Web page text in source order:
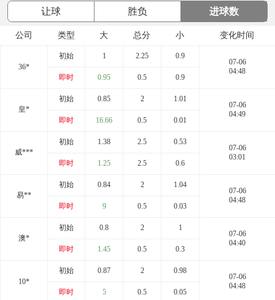
让球 胜负 进球数
公司 类型 大 总分 小 变化时间
36*
初始 1 2.25 0.9
07-06
04:48
即时 0.95 0.5 0.9
皇*
初始 0.85 2 1.01
07-06
04:49
即时 16.66 0.5 0.01
威***
初始 1.38 2.5 0.53
07-06
03:01
即时 1.25 2.5 0.6
易**
初始 0.84 2 1.04
07-06
04:48
即时 9 0.5 0.03
澳*
初始 0.8 2 1
07-06
04:40
即时 1.45 0.5 0.3
10*
初始 0.87 2 0.98
07-06
04:48
即时 5 0.5 0.05